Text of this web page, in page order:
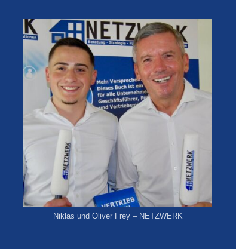
Niklas und Oliver Frey – NETZWERK